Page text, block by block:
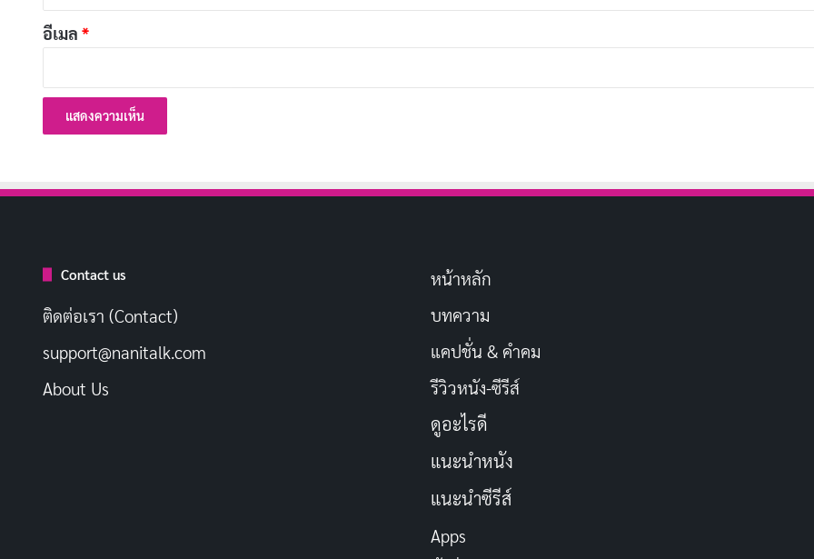
อีเมล *
Contact us
ติดต่อเรา (Contact)
support@nanitalk.com
About Us
หน้าหลัก
บทความ
แคปชั่น & คำคม
รีวิวหนัง-ซีรีส์
ดูอะไรดี
แนะนำหนัง
แนะนำซีรีส์
Apps